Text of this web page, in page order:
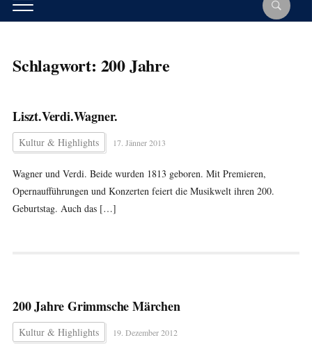
Schlagwort: 200 Jahre
Liszt.Verdi.Wagner.
Kultur & Highlights 17. Jänner 2013
Wagner und Verdi. Beide wurden 1813 geboren. Mit Premieren,
Opernaufführungen und Konzerten feiert die Musikwelt ihren 200.
Geburtstag. Auch das […]
200 Jahre Grimmsche Märchen
Kultur & Highlights 19. Dezember 2012